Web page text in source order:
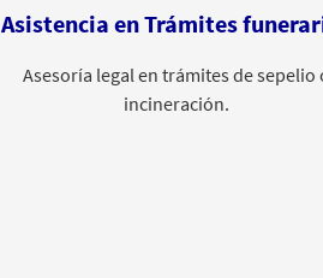
Asistencia en Trámites
Asesoría legal en trámites de sepelio
incineración.